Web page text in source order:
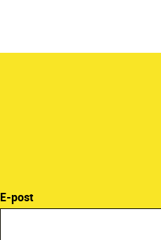
E-post